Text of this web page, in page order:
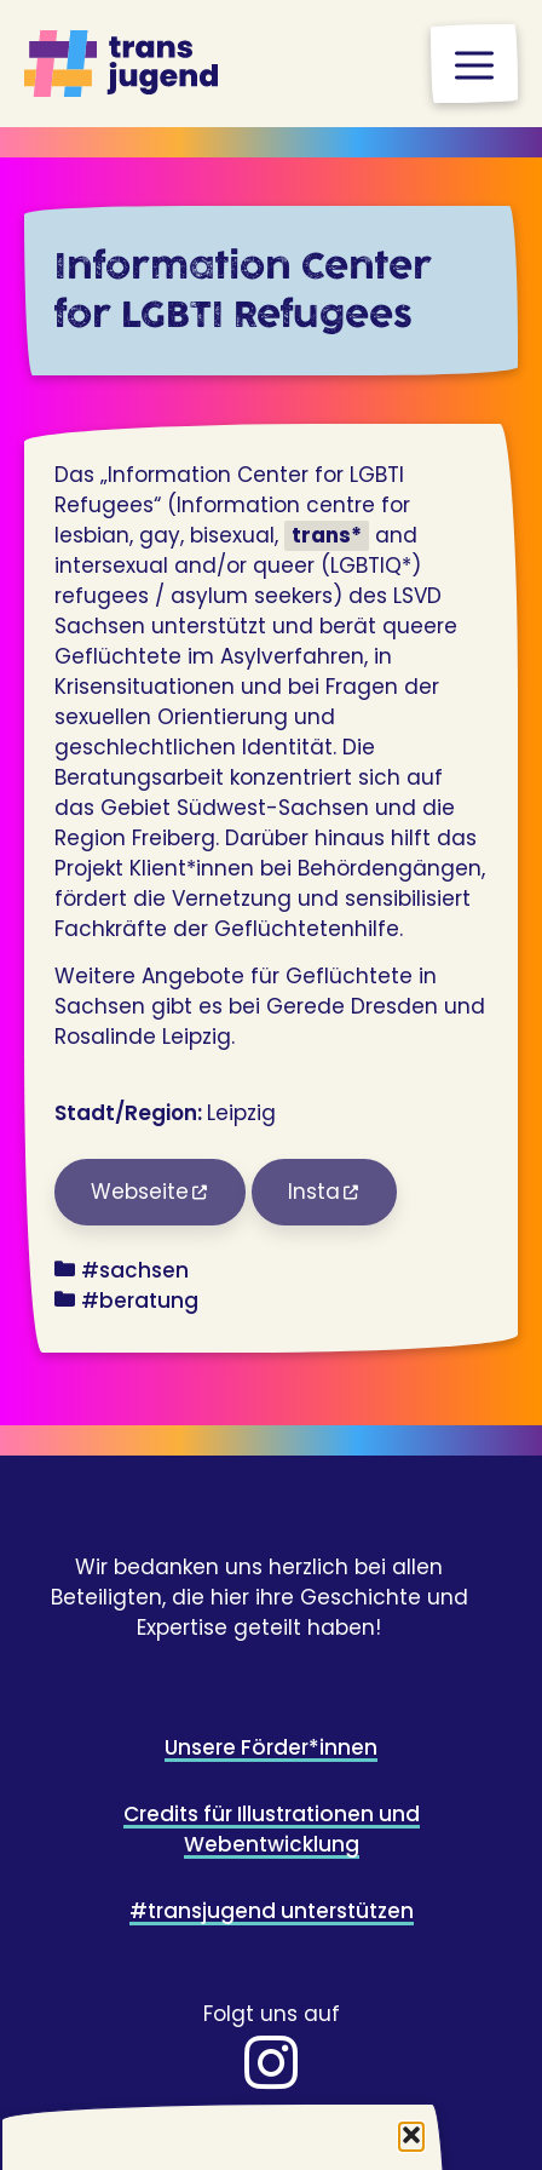
Inhalt
springen
Information Center
for LGBTI Refugees
Das „Information Center for LGBTI
Refugees“ (Information centre for
lesbian, gay, bisexual, trans* and
intersexual and/or queer (LGBTIQ*)
refugees / asylum seekers) des LSVD
Sachsen unterstützt und berät queere
Geflüchtete im Asylverfahren, in
Krisensituationen und bei Fragen der
sexuellen Orientierung und
geschlechtlichen Identität. Die
Beratungsarbeit konzentriert sich auf
das Gebiet Südwest-Sachsen und die
Region Freiberg. Darüber hinaus hilft das
Projekt Klient*innen bei Behördengängen,
fördert die Vernetzung und sensibilisiert
Fachkräfte der Geflüchtetenhilfe.
Weitere Angebote für Geflüchtete in
Sachsen gibt es bei Gerede Dresden und
Rosalinde Leipzig.
Stadt/Region: Leipzig
Webseite Insta
bundesland
#sachsen
angebot
#beratung
Wir bedanken uns herzlich bei allen
Beteiligten, die hier ihre Geschichte und
Expertise geteilt haben!
Unsere Förder*innen
Credits für Illustrationen und
Webentwicklung
#transjugend unterstützen
Folgt uns auf